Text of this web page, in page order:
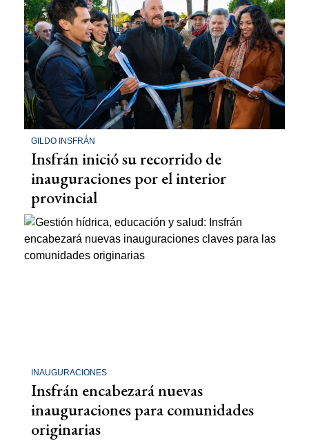
GILDO INSFRÁN
Insfrán inició su recorrido de
inauguraciones por el interior
provincial
INAUGURACIONES
Insfrán encabezará nuevas
inauguraciones para comunidades
originarias